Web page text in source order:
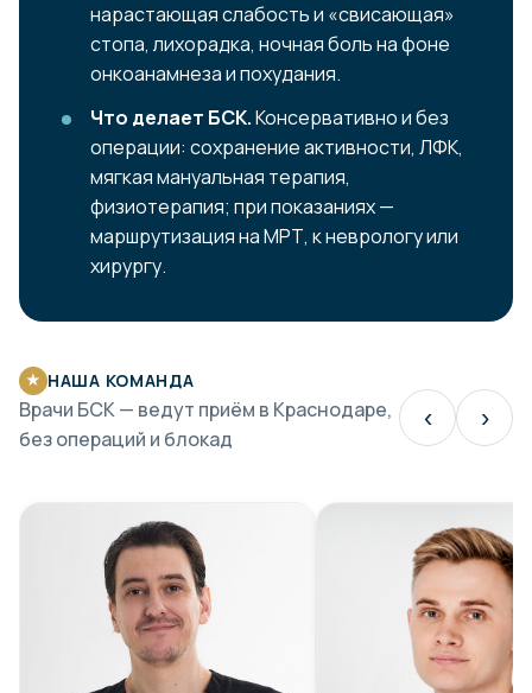
нарастающая слабость и «свисающая»
стопа, лихорадка, ночная боль на фоне
онкоанамнеза и похудания.
Что делает БСК.Консервативно и без
операции: сохранение активности, ЛФК,
мягкая мануальная терапия,
физиотерапия; при показаниях —
маршрутизация на МРТ, к неврологу или
хирургу.
★ НАША КОМАНДА
Врачи БСК — ведут приём в Краснодаре,
без операций и блокад
‹ ›